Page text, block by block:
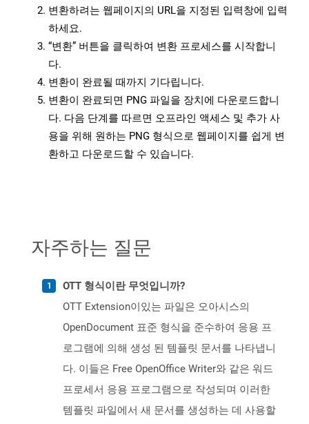
변환하려는 웹페이지의 URL을 지정된 입력창에 입력
하세요.
“변환” 버튼을 클릭하여 변환 프로세스를 시작합니
다.
변환이 완료될 때까지 기다립니다.
변환이 완료되면 PNG 파일을 장치에 다운로드합니
다. 다음 단계를 따르면 오프라인 액세스 및 추가 사
용을 위해 원하는 PNG 형식으로 웹페이지를 쉽게 변
환하고 다운로드할 수 있습니다.
자주하는 질문
OTT 형식이란 무엇입니까?
OTT Extension이있는 파일은 오아시스의
OpenDocument 표준 형식을 준수하여 응용 프
로그램에 의해 생성 된 템플릿 문서를 나타냅니
다. 이들은 Free OpenOffice Writer와 같은 워드
프로세서 응용 프로그램으로 작성되며 이러한
템플릿 파일에서 새 문서를 생성하는 데 사용할